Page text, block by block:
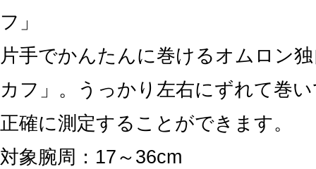
フ」
片手でかんたんに巻けるオムロン
カフ」。うっかり左右にずれて巻
正確に測定することができます。
対象腕周：17～36cm